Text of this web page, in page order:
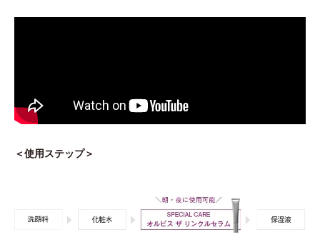
＜使用ステップ＞